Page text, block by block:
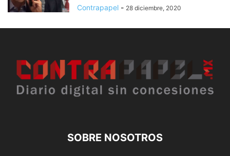
Contrapapel - 28 diciembre, 2020
SOBRE NOSOTROS